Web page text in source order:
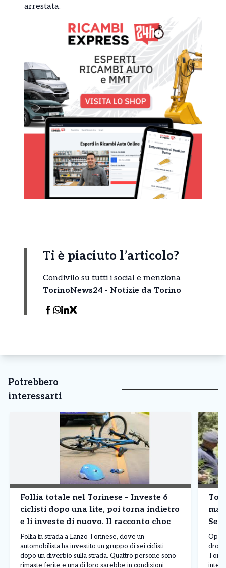
arrestata.
Ti è piaciuto l’articolo?
Condivilo su tutti i social e menziona
TorinoNews24 - Notizie da Torino
Potrebbero
interessarti
Follia totale nel Torinese – Investe 6
ciclisti dopo una lite, poi torna indietro
e li investe di nuovo. Il racconto choc
Follia in strada a Lanzo Torinese, dove un
automobilista ha investito un gruppo di sei ciclisti
dopo un diverbio sulla strada. Quattro persone sono
rimaste ferite e una di loro sarebbe in condizioni